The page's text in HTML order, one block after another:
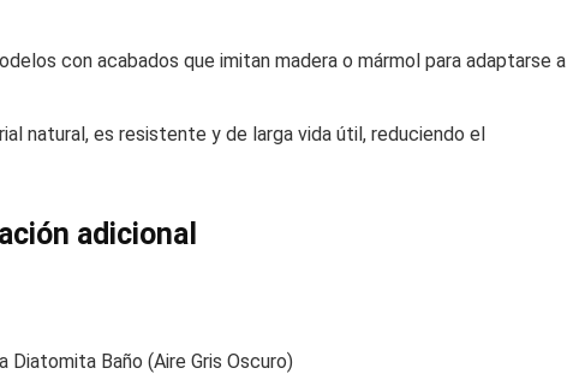
con acabados que imitan madera o mármol para adaptarse a
natural, es resistente y de larga vida útil, reduciendo el
adicional
Diatomita Baño (Aire Gris Oscuro)